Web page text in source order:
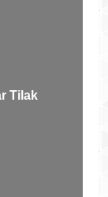
Tilak